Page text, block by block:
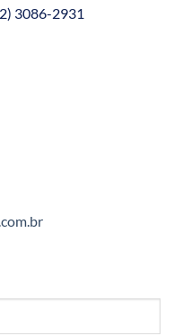
3086-2931